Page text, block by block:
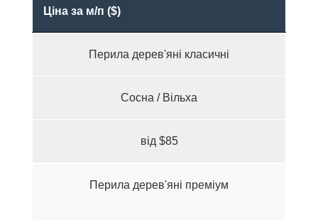
Ціна за м/п ($)
Перила дерев'яні класичні
Сосна / Вільха
від $85
Перила дерев'яні преміум